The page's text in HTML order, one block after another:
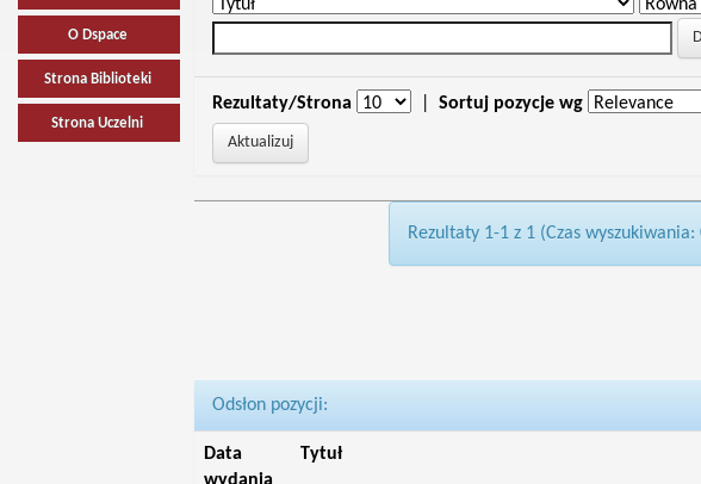
O Dspace
Strona Biblioteki
Strona Uczelni
Rezultaty/Strona Sortuj pozycje wg
Rezultaty 1-1 z 1 (Czas wyszukiwania:
Odsłon pozycji:
Data
Tytuł